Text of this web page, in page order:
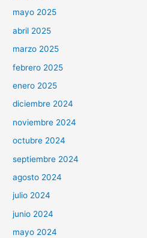
mayo 2025
abril 2025
marzo 2025
febrero 2025
enero 2025
diciembre 2024
noviembre 2024
octubre 2024
septiembre 2024
agosto 2024
julio 2024
junio 2024
mayo 2024